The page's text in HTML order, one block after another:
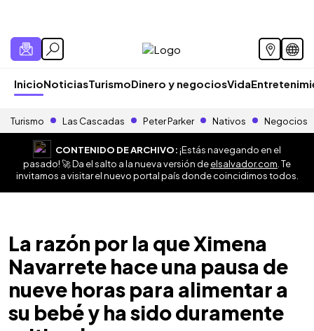
InicioNoticiasTurismoDinero y negociosVida
Turismo Las Cascadas Peter Parker Nativos Negocios
CONTENIDO DE ARCHIVO:¡Estás navegando en el
pasado! 🚀 Da el salto a la nueva versión deelsalvador.com . Te
invitamos a visitar el nuevo portal país donde coincidimos todos.
La razón por la que Ximena
Navarrete hace una pausa de
nueve horas para alimentar a
su bebé y ha sido duramente